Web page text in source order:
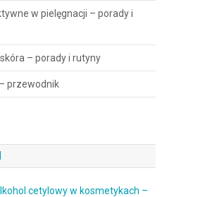
w pielęgnacji – porady i
– porady i rutyny
przewodnik
cetylowy w kosmetykach –